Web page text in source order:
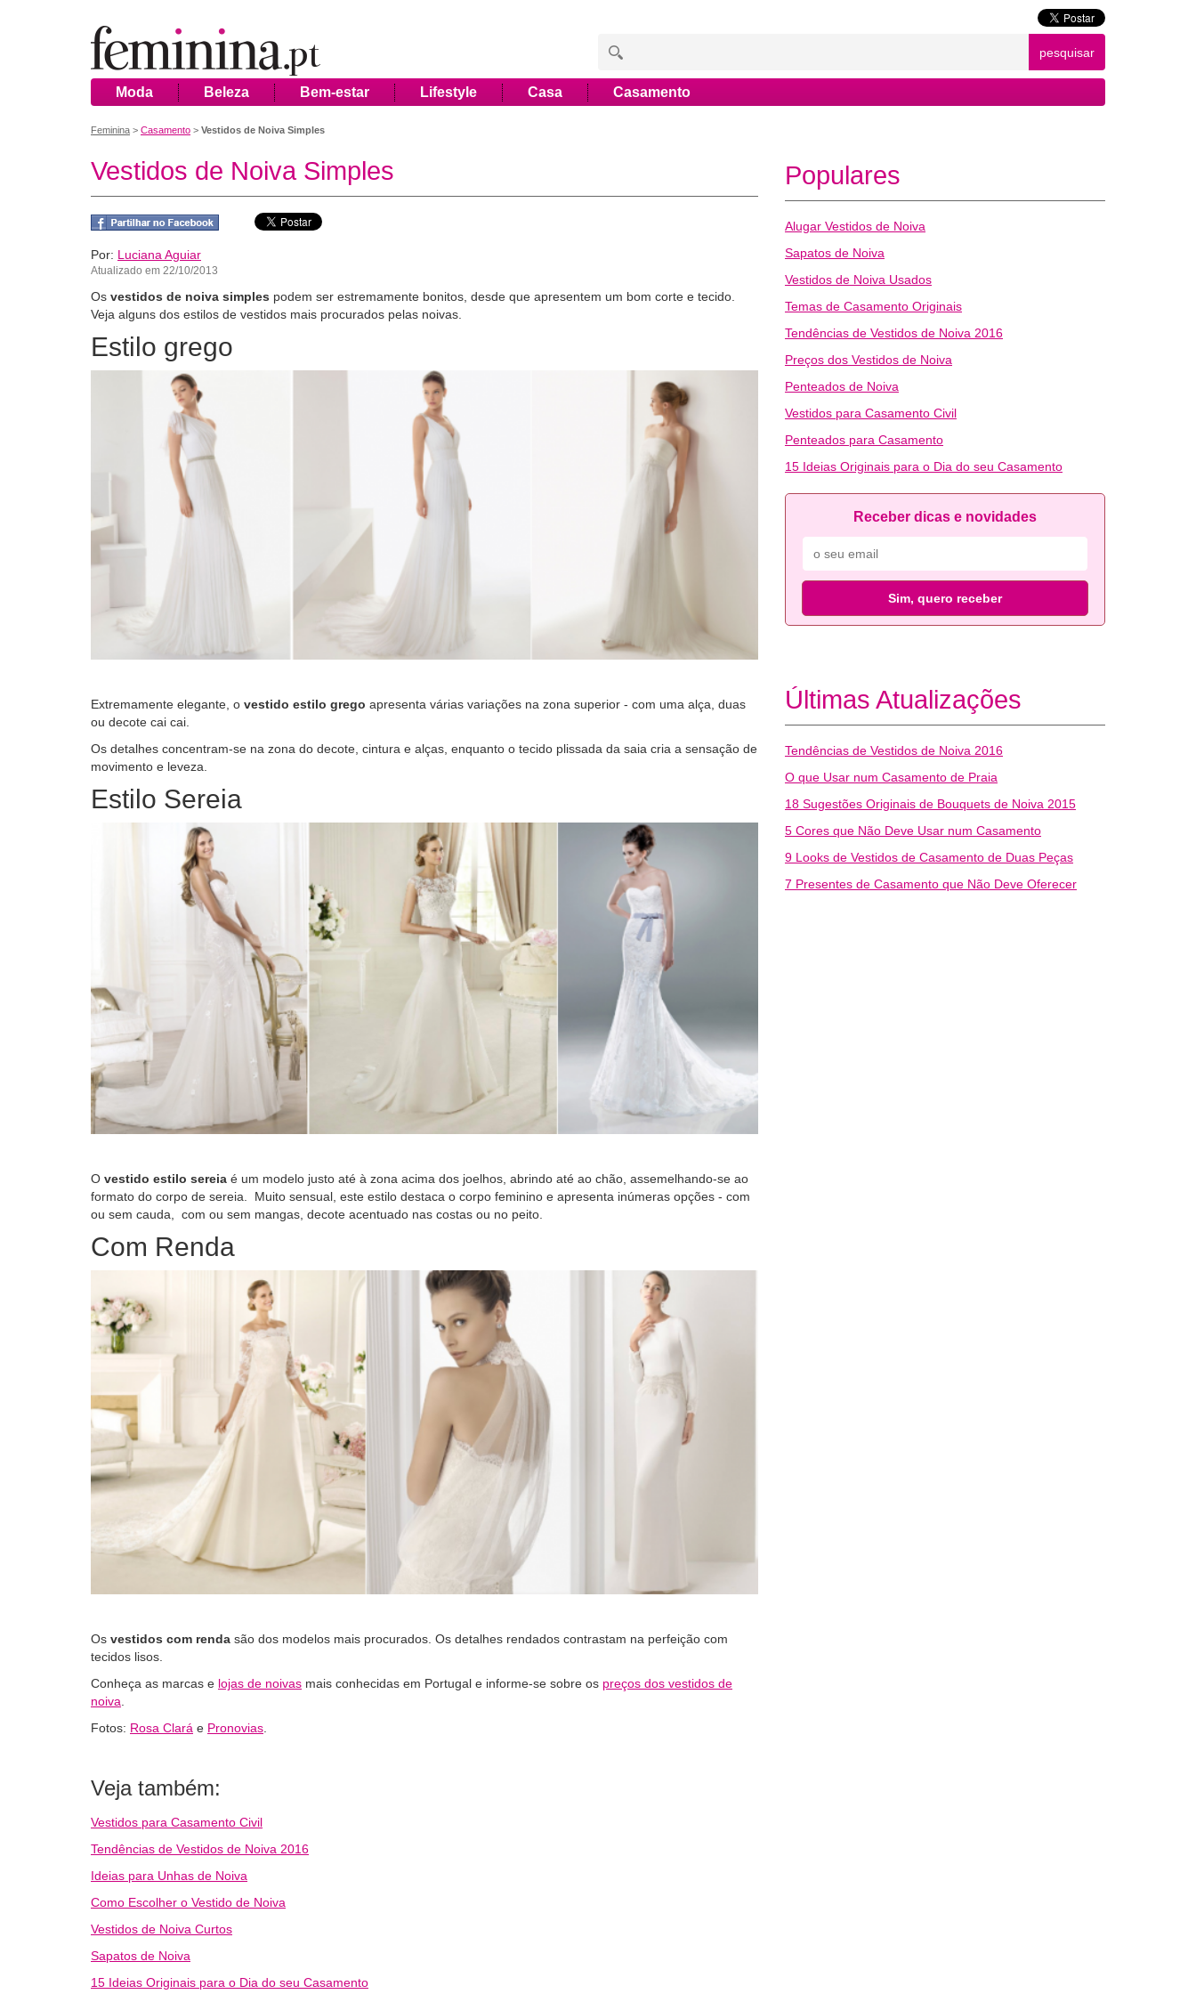
pesquisar
Moda Beleza Bem-estar Lifestyle Casa Casamento
Feminina > Casamento > Vestidos de Noiva Simples
Vestidos de Noiva Simples
Por: Luciana Aguiar
Atualizado em 22/10/2013
Os vestidos de noiva simples podem ser estremamente bonitos, desde que apresentem um bom corte e tecido.
Veja alguns dos estilos de vestidos mais procurados pelas noivas.
Estilo grego
Extremamente elegante, o vestido estilo grego apresenta várias variações na zona superior - com uma alça, duas
ou decote cai cai.
Os detalhes concentram-se na zona do decote, cintura e alças, enquanto o tecido plissada da saia cria a sensação de
movimento e leveza.
Estilo Sereia
O vestido estilo sereia é um modelo justo até à zona acima dos joelhos, abrindo até ao chão, assemelhando-se ao
formato do corpo de sereia. Muito sensual, este estilo destaca o corpo feminino e apresenta inúmeras opções - com
ou sem cauda, com ou sem mangas, decote acentuado nas costas ou no peito.
Com Renda
Os vestidos com renda são dos modelos mais procurados. Os detalhes rendados contrastam na perfeição com
tecidos lisos.
Conheça as marcas e lojas de noivas mais conhecidas em Portugal e informe-se sobre os preços dos vestidos de
noiva
Fotos: Rosa Clará e Pronovias
Veja também:
Vestidos para Casamento Civil
Tendências de Vestidos de Noiva 2016
Ideias para Unhas de Noiva
Como Escolher o Vestido de Noiva
Vestidos de Noiva Curtos
Sapatos de Noiva
15 Ideias Originais para o Dia do seu Casamento
Populares
Alugar Vestidos de Noiva
Sapatos de Noiva
Vestidos de Noiva Usados
Temas de Casamento Originais
Tendências de Vestidos de Noiva 2016
Preços dos Vestidos de Noiva
Penteados de Noiva
Vestidos para Casamento Civil
Penteados para Casamento
15 Ideias Originais para o Dia do seu Casamento
Receber dicas e novidades
Sim, quero receber
Últimas Atualizações
Tendências de Vestidos de Noiva 2016
O que Usar num Casamento de Praia
18 Sugestões Originais de Bouquets de Noiva 2015
5 Cores que Não Deve Usar num Casamento
9 Looks de Vestidos de Casamento de Duas Peças
7 Presentes de Casamento que Não Deve Oferecer